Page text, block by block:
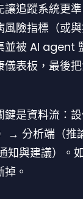
追蹤系統更
險指標（或
並被 AI agent
儀表板，最後
是資料流：
→ 分析端（推
知與建議）。
。